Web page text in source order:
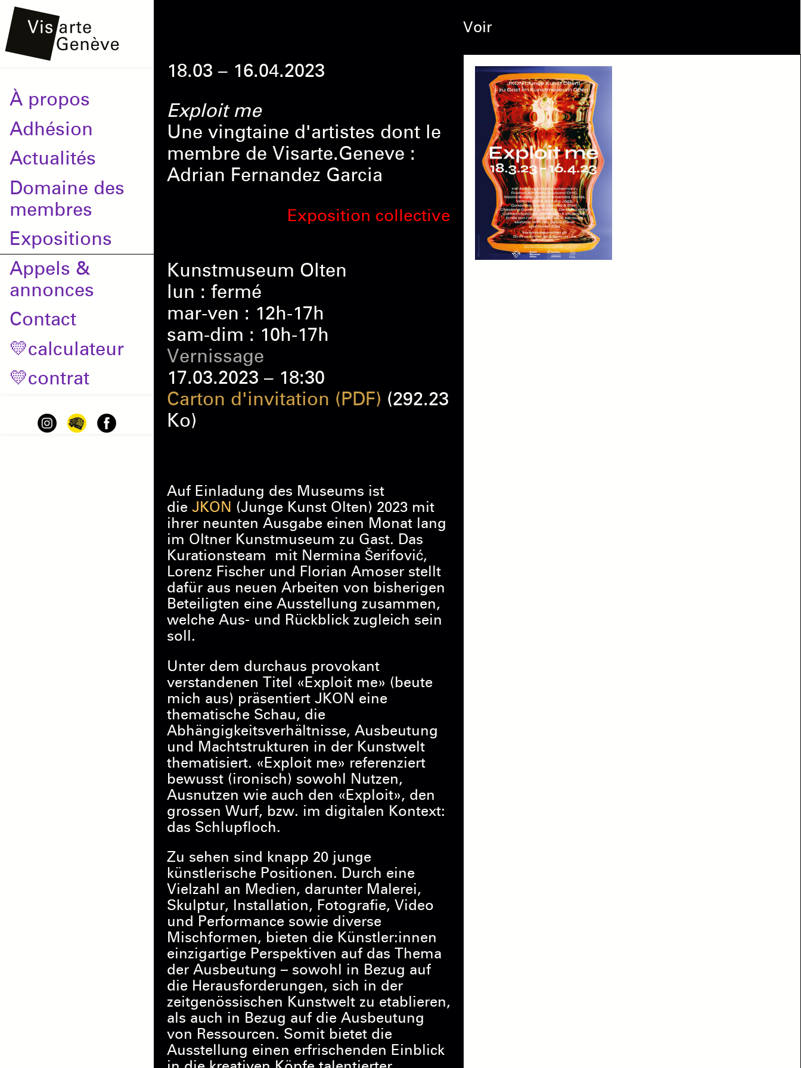
Aller
au
contenu
Main
navigation
À propos
Adhésion
Actualités
Domaine des
membres
Expositions
Appels &
annonces
Contact
💛calculateur
💛contrat
Voir
18.03 – 16.04.2023
Exploit me
Une vingtaine d'artistes dont le
membre de Visarte.Geneve :
Adrian Fernandez Garcia
Exposition collective
Kunstmuseum Olten
lun : fermé
mar-ven : 12h-17h
sam-dim : 10h-17h
Vernissage
17.03.2023 – 18:30
Carton d'invitation (PDF) (292.23
Ko)
Auf Einladung des Museums ist
die JKON (Junge Kunst Olten) 2023 mit
ihrer neunten Ausgabe einen Monat lang
im Oltner Kunstmuseum zu Gast. Das
Kurationsteam mit Nermina Šerifović,
Lorenz Fischer und Florian Amoser stellt
dafür aus neuen Arbeiten von bisherigen
Beteiligten eine Ausstellung zusammen,
welche Aus- und Rückblick zugleich sein
soll.
Unter dem durchaus provokant
verstandenen Titel «Exploit me» (beute
mich aus) präsentiert JKON eine
thematische Schau, die
Abhängigkeitsverhältnisse, Ausbeutung
und Machtstrukturen in der Kunstwelt
thematisiert. «Exploit me» referenziert
bewusst (ironisch) sowohl Nutzen,
Ausnutzen wie auch den «Exploit», den
grossen Wurf, bzw. im digitalen Kontext:
das Schlupfloch.
Zu sehen sind knapp 20 junge
künstlerische Positionen. Durch eine
Vielzahl an Medien, darunter Malerei,
Skulptur, Installation, Fotografie, Video
und Performance sowie diverse
Mischformen, bieten die Künstler:innen
einzigartige Perspektiven auf das Thema
der Ausbeutung – sowohl in Bezug auf
die Herausforderungen, sich in der
zeitgenössischen Kunstwelt zu etablieren,
als auch in Bezug auf die Ausbeutung
von Ressourcen. Somit bietet die
Ausstellung einen erfrischenden Einblick